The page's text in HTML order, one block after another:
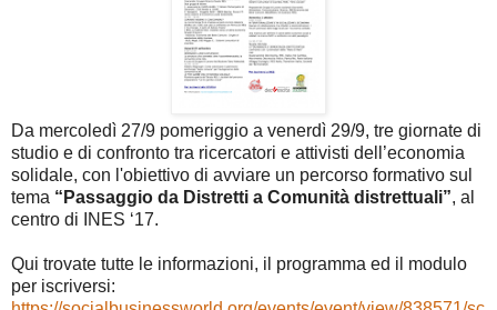
Da mercoledì 27/9 pomeriggio a venerdì 29/9, tre giornate di
studio e di confronto tra ricercatori e attivisti dell’economia
solidale, con l'obiettivo di avviare un percorso formativo sul
tema “Passaggio da Distretti a Comunità distrettuali”, al
centro di INES ‘17.
Qui trovate tutte le informazioni, il programma ed il modulo
per iscriversi: